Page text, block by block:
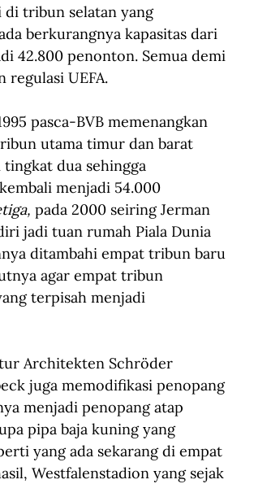
tribun selatan yang
berkurangnya kapasitas dari
42.800 penonton. Semua demi
regulasi UEFA.
pasca-BVB memenangkan
utama timur dan barat
dua sehingga
menjadi 54.000
pada 2000 seiring Jerman
jadi tuan rumah Piala Dunia
ditambahi empat tribun baru
agar empat tribun
terpisah menjadi
Architekten Schröder
juga memodifikasi penopang
menjadi penopang atap
pipa baja kuning yang
yang ada sekarang di empat
Westfalenstadion yang sejak